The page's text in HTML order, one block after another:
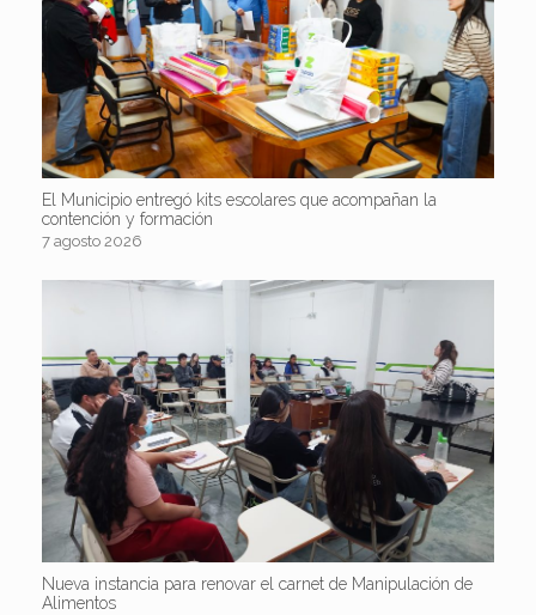
El Municipio entregó kits escolares que acompañan la
contención y formación
7 agosto 2026
Nueva instancia para renovar el carnet de Manipulación de
Alimentos